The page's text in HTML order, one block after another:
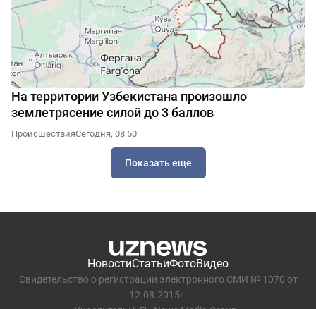
На территории Узбекистана произошло
землетрясение силой до 3 баллов
ПроисшествияСегодня, 08:50
Показать еще
НовостиСтатьиФотоВидео
Свидетельство о регистрации электронного СМИ № 1070 от
12.08.2015г.